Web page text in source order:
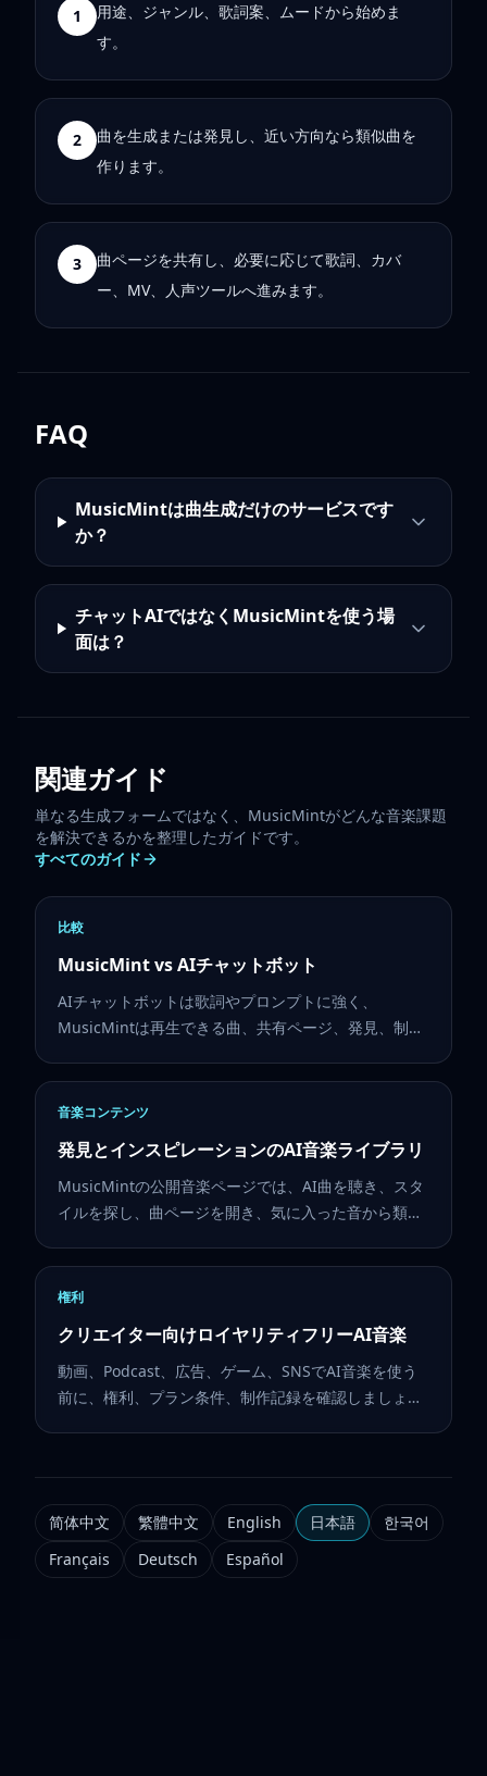
1
用途、ジャンル、歌詞案、ムードから始めま
す。
2
曲を生成または発見し、近い方向なら類似曲を
作ります。
3
曲ページを共有し、必要に応じて歌詞、カバ
ー、MV、人声ツールへ進みます。
FAQ
MusicMintは曲生成だけのサービスです
か？
チャットAIではなくMusicMintを使う場
面は？
関連ガイド
単なる生成フォームではなく、MusicMintがどんな音楽課題
を解決できるかを整理したガイドです。
すべてのガイド
比較
MusicMint vs AIチャットボット
AIチャットボットは歌詞やプロンプトに強く、
MusicMintは再生できる曲、共有ページ、発見、制作
音楽コンテンツ
発見とインスピレーションのAI音楽ライブラリ
MusicMintの公開音楽ページでは、AI曲を聴き、スタ
イルを探し、曲ページを開き、気に入った音から類似
権利
クリエイター向けロイヤリティフリーAI音楽
動画、Podcast、広告、ゲーム、SNSでAI音楽を使う
前に、権利、プラン条件、制作記録を確認しましょ
简体中文 繁體中文 English 日本語
한국어
Français
Deutsch Español